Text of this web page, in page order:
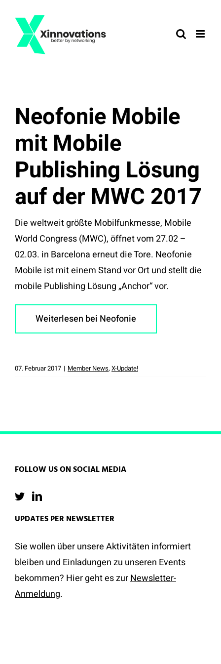
Inhalt
springen
Neofonie Mobile
mit Mobile
Publishing Lösung
auf der MWC 2017
Die weltweit größte Mobilfunkmesse, Mobile
World Congress (MWC), öffnet vom 27.02 –
02.03. in Barcelona erneut die Tore. Neofonie
Mobile ist mit einem Stand vor Ort und stellt die
mobile Publishing Lösung „Anchor“ vor.
Weiterlesen bei Neofonie
07. Februar 2017 | Member News, X-Update!
FOLLOW US ON SOCIAL MEDIA
UPDATES PER NEWSLETTER
Sie wollen über unsere Aktivitäten informiert
bleiben und Einladungen zu unseren Events
bekommen? Hier geht es zurNewsletter-
Anmeldung.